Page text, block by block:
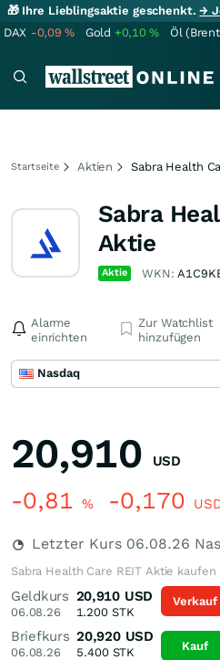
🎁 Ihre Lieblingsaktie geschenkt.→
DAX -0,09% Gold +0,10% Öl
Startseite Aktien Sabra Health
Sabra
Aktie
Aktie WKN:
Alarme
einrichten
Zur Watchlist
hinzufügen
Nasdaq
20,910 USD
-0,81 % -0,170
Letzter Kurs 06.08.26
Sabra Health Care REIT Aktie kaufen
Geldkurs
06.08.26
20,910 USD
1.200STK
Briefkurs
06.08.26
20,920 USD
5.400STK
Verkauf
Kauf